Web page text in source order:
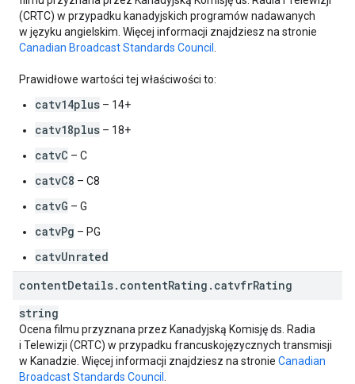
(CRTC) w przypadku kanadyjskich programów nadawanych
w języku angielskim. Więcej informacji znajdziesz na stronie
Canadian Broadcast Standards Council
Prawidłowe wartości tej właściwości to:
catv14plus – 14+
catv18plus – 18+
catvC – C
catvC8 – C8
catvG – G
catvPg – PG
catvUnrated
contentDetails. contentRating . catvfrRating
string
Ocena filmu przyznana przez Kanadyjską Komisję ds. Radia
i Telewizji (CRTC) w przypadku francuskojęzycznych transmisji
w Kanadzie. Więcej informacji znajdziesz na stronie Canadian
Broadcast Standards Council